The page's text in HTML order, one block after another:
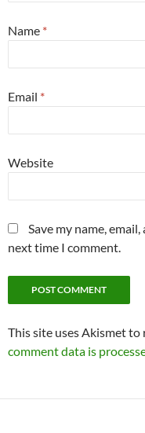
Name *
Email *
Website
Save my name,
next time I comment.
This site uses Akismet to
comment data is